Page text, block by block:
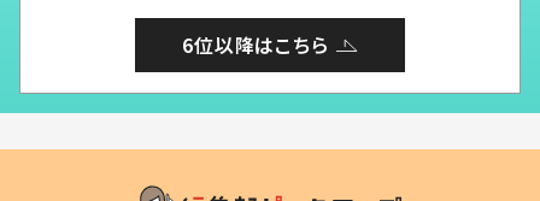
6位以降はこちら